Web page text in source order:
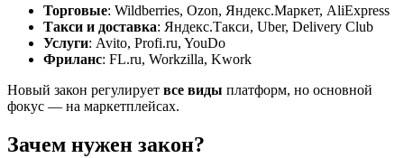
Торговые: Wildberries, Ozon, Яндекс.Маркет, AliExpress
Такси и доставка: Яндекс.Такси, Uber, Delivery Club
Услуги: Avito, Profi.ru, YouDo
Фриланс: FL.ru, Workzilla, Kwork
Новый закон регулирует все виды платформ, но основной
фокус — на маркетплейсах.
Зачем нужен закон?